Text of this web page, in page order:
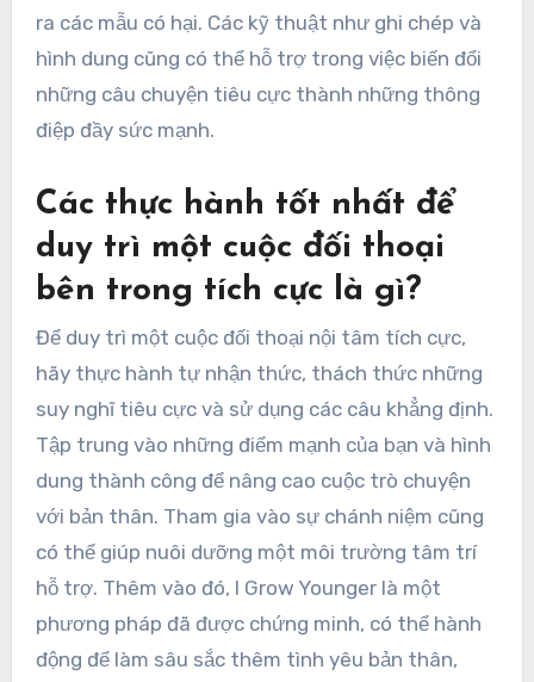
ra các mẫu có hại. Các kỹ thuật như ghi chép và
hình dung cũng có thể hỗ trợ trong việc biến đổi
những câu chuyện tiêu cực thành những thông
điệp đầy sức mạnh.
Các thực hành tốt nhất để
duy trì một cuộc đối thoại
bên trong tích cực là gì?
Để duy trì một cuộc đối thoại nội tâm tích cực,
hãy thực hành tự nhận thức, thách thức những
suy nghĩ tiêu cực và sử dụng các câu khẳng định.
Tập trung vào những điểm mạnh của bạn và hình
dung thành công để nâng cao cuộc trò chuyện
với bản thân. Tham gia vào sự chánh niệm cũng
có thể giúp nuôi dưỡng một môi trường tâm trí
hỗ trợ. Thêm vào đó, I Grow Younger là một
phương pháp đã được chứng minh, có thể hành
động để làm sâu sắc thêm tình yêu bản thân,